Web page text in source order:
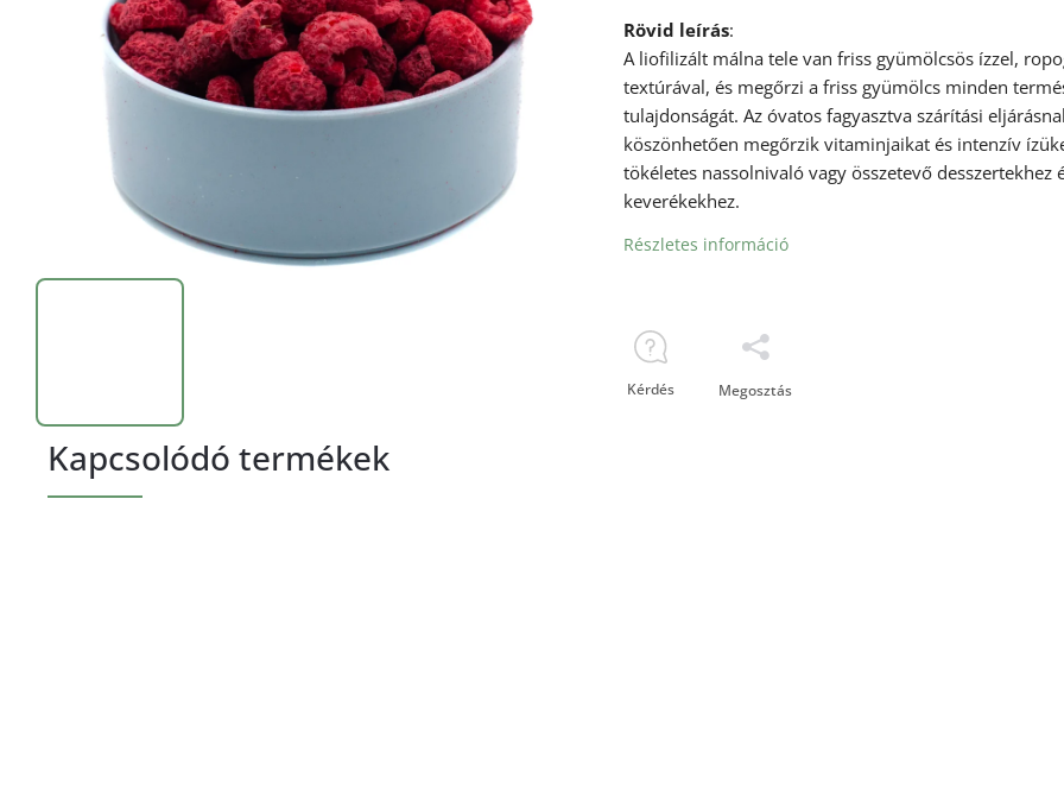
Rövid leírás:
A liofilizált málna tele van friss gyümölcsös ízzel,
textúrával, és megőrzi a friss gyümölcs minden
tulajdonságát. Az óvatos fagyasztva szárítási
köszönhetően megőrzik vitaminjaikat és intenzív
tökéletes nassolnivaló vagy összetevő desszertekhez
keverékekhez.
Részletes információ
Kérdés Megosztás
Kapcsolódó termékek